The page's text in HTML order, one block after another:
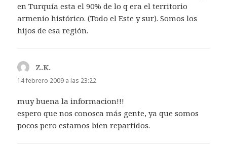
en Turquía esta el 90% de lo q era el territorio
armenio histórico. (Todo el Este y sur). Somos los
hijos de esa región.
Z.K.
14 febrero 2009 a las 23:22
muy buena la informacion!!!
espero que nos conosca más gente, ya que somos
pocos pero estamos bien repartidos.